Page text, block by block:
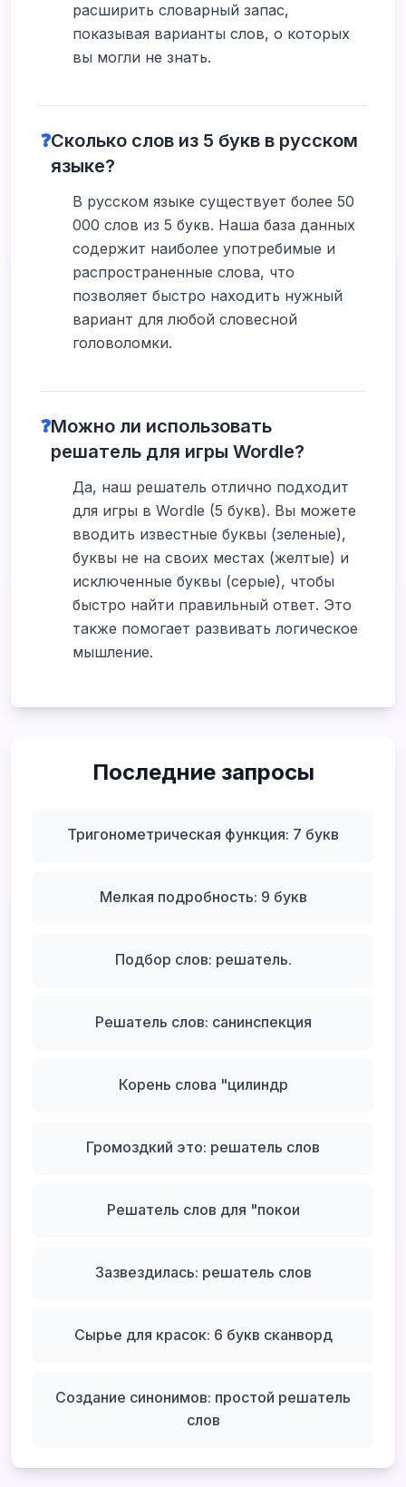
расширить словарный запас,
показывая варианты слов, о которых
вы могли не знать.
❓Сколько слов из 5 букв в русском
языке?
В русском языке существует более 50
000 слов из 5 букв. Наша база данных
содержит наиболее употребимые и
распространенные слова, что
позволяет быстро находить нужный
вариант для любой словесной
головоломки.
❓Можно ли использовать
решатель для игры Wordle?
Да, наш решатель отлично подходит
для игры в Wordle (5 букв). Вы можете
вводить известные буквы (зеленые),
буквы не на своих местах (желтые) и
исключенные буквы (серые), чтобы
быстро найти правильный ответ. Это
также помогает развивать логическое
мышление.
Последние запросы
Тригонометрическая функция: 7 букв
Мелкая подробность: 9 букв
Подбор слов: решатель.
Решатель слов: санинспекция
Корень слова "цилиндр
Громоздкий это: решатель слов
Решатель слов для "покои
Зазвездилась: решатель слов
Сырье для красок: 6 букв сканворд
Создание синонимов: простой решатель
слов